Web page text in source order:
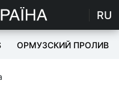
RU
ОРМУЗСКИЙ ПРОЛИВ